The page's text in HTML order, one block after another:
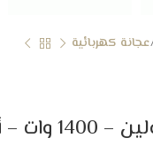
عجانة كهربائية
– أسود